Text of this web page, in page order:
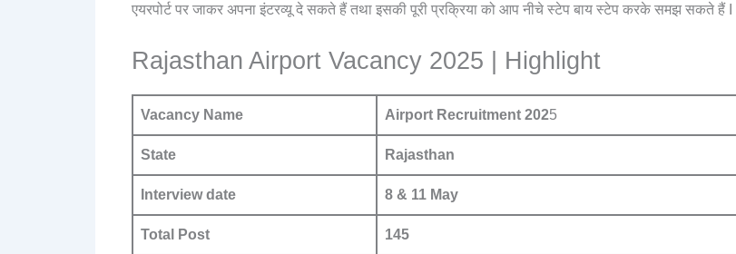
एयरपोर्ट पर जाकर अपना इंटरव्यू दे सकते हैं तथा इसकी पूरी प्रक्रिया को आप नीचे स्टेप बाय स्टेप करके समझ सकते हैं I
Rajasthan Airport Vacancy 2025 | Highlight
Vacancy Name Airport Recruitment 2025
State Rajasthan
Interview date 8 & 11 May
Total Post 145